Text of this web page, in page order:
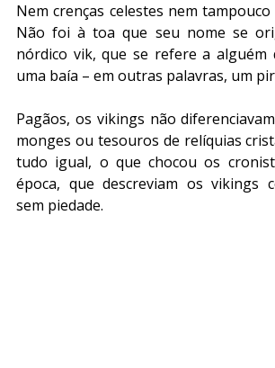
Nem crenças celestes nem
Não foi à toa que seu nome se
nórdico vik, que se refere a alguém
uma baía – em outras palavras, um
Pagãos, os vikings não
monges ou tesouros de relíquias
tudo igual, o que chocou os
época, que descreviam os vikings
sem piedade.